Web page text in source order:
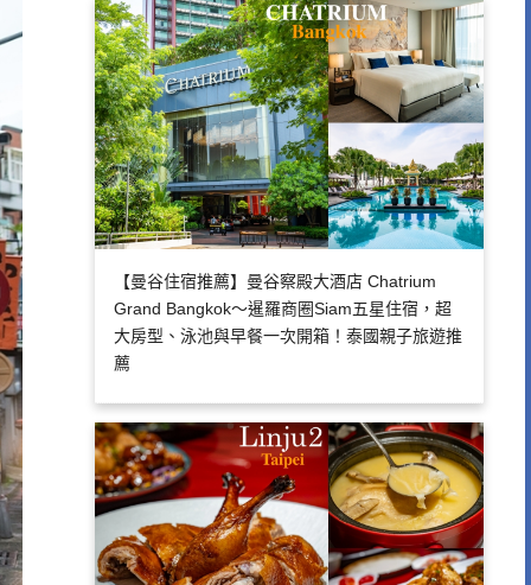
【曼谷住宿推薦】曼谷察殿大酒店 Chatrium
Grand Bangkok～暹羅商圈Siam五星住宿，超
大房型、泳池與早餐一次開箱！泰國親子旅遊推
薦